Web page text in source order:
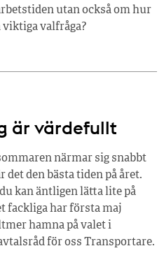
utan också om hur
viktiga valfråga?
är värdefullt
närmar sig snabbt
den bästa tiden på året.
kan äntligen lätta lite på
fackliga har första maj
hamna på valet i
för oss Transportare.